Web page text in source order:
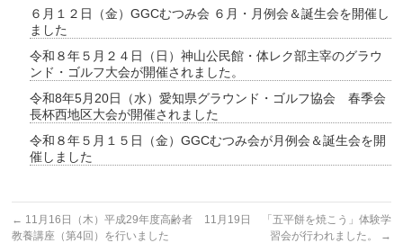
６月１２日（金）GGCむつみ会 ６月・月例会＆誕生会を開催し
ました
令和８年５月２４日（日）神山公民館・体レク部主宰のグラウ
ンド・ゴルフ大会が開催されました。
令和8年5月20日（水）愛知県グラウンド・ゴルフ協会 春季会
長杯西地区大会が開催されました
令和８年５月１５日（金）GGCむつみ会が月例会＆誕生会を開
催しました
← 11月16日（木）平成29年度高齢者
教養講座（第4回）を行いました
11月19日 「五平餅を焼こう」体験学
習会が行われました。
→